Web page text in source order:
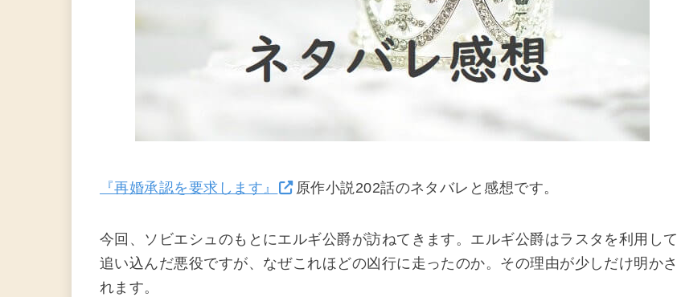
『再婚承認を要求します』 原作小説202話のネタバレと感想です。
今回、ソビエシュのもとにエルギ公爵が訪ねてきます。エルギ公爵はラスタを利用して
追い込んだ悪役ですが、なぜこれほどの凶行に走ったのか。その理由が少しだけ明かさ
れます。